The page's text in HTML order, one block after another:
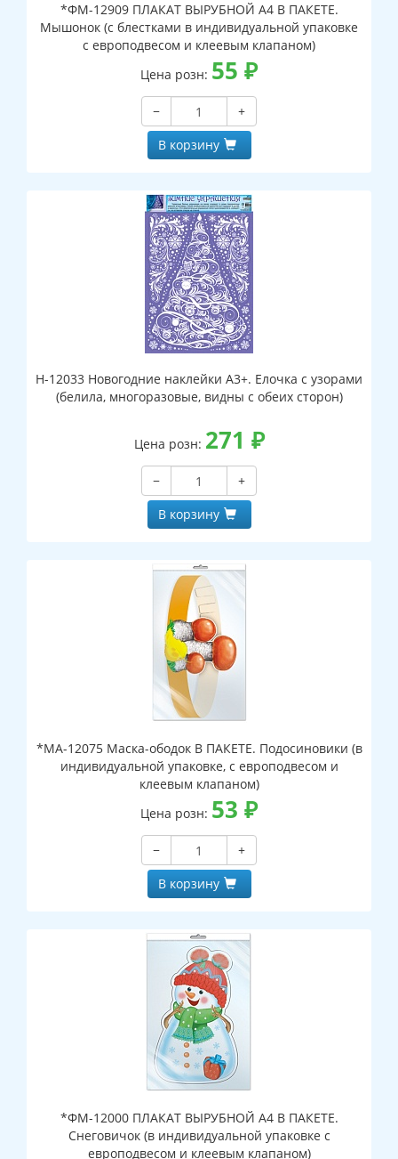
*ФМ-12909 ПЛАКАТ ВЫРУБНОЙ А4 В ПАКЕТЕ.
Мышонок (с блестками в индивидуальной упаковке
с европодвесом и клеевым клапаном)
Цена розн: 55 ₽
−
+
В корзину
Н-12033 Новогодние наклейки А3+. Елочка с узорами
(белила, многоразовые, видны с обеих сторон)
Цена розн: 271 ₽
−
+
В корзину
*МА-12075 Маска-ободок В ПАКЕТЕ. Подосиновики (в
индивидуальной упаковке, с европодвесом и
клеевым клапаном)
Цена розн: 53 ₽
−
+
В корзину
*ФМ-12000 ПЛАКАТ ВЫРУБНОЙ А4 В ПАКЕТЕ.
Снеговичок (в индивидуальной упаковке с
европодвесом и клеевым клапаном)